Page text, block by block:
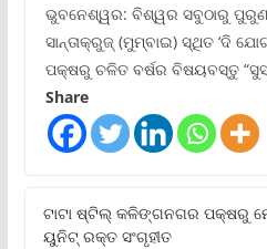
ଭୁବନେଶ୍ୱର: ବିଶ୍ୱର ସବୁଠାରୁ
ସାନ୍ତାକ୍ରୁଜ୍ (ମୁମ୍ବାଇ) ସ୍ଥିତ ‘ଦି
ପକ୍ଷରୁ ଚଳିତ ବର୍ଷର ବିଷୟବସ୍ତୁ
Share
ଟାଟା ଷ୍ଟିଲ୍‌ କଳିଙ୍ଗନଗର ପକ୍ଷରୁ
ୟୁନିଟ୍‌ ରକ୍ତ ସଂଗୃହୀତ